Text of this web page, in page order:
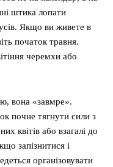
штика лопати
Якщо ви живете в
початок травня.
черемхи або
вона «завмре».
почне тягнути сили з
квітів або взагалі до
запізнитися і
організовувати